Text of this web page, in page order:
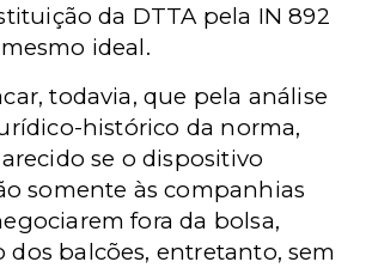
da DTTA pela IN 892
ideal.
todavia, que pela análise
histórico da norma,
se o dispositivo
somente às companhias
fora da bolsa,
dos balcões, entretanto, sem